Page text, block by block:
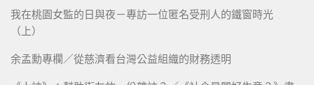
我在桃園女監的日與夜－專訪一位匿名受刑人的鐵窗時光
（上）
余孟勳專欄／從慈濟看台灣公益組織的財務透明